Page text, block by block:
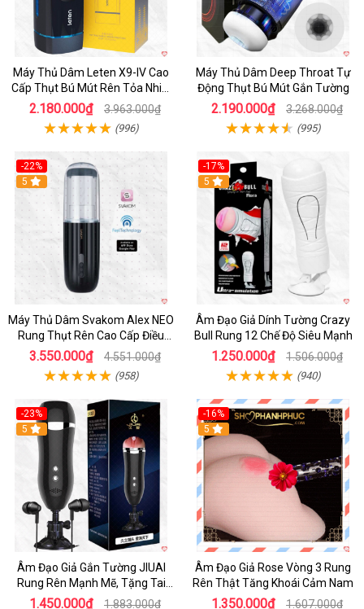
Máy Thủ Dâm Leten X9-IV Cao
Cấp Thụt Bú Mút Rên Tỏa Nhiệt
Sạc Pin
2.180.000₫ 3.963.000₫
(996)
Máy Thủ Dâm Deep Throat Tự
Động Thụt Bú Mút Gắn Tường
2.190.000₫ 3.268.000₫
(995)
-22%
5
Máy Thủ Dâm Svakom Alex NEO
Rung Thụt Rên Cao Cấp Điều
Khiển App
3.550.000₫ 4.551.000₫
(958)
-17%
5
Âm Đạo Giả Dính Tường Crazy
Bull Rung 12 Chế Độ Siêu Mạnh
1.250.000₫ 1.506.000₫
(940)
-23%
5
Âm Đạo Giả Gắn Tường JIUAI
Rung Rên Mạnh Mẽ, Tặng Tai
Nghe
1.450.000₫ 1.883.000₫
-16%
5
Âm Đạo Giả Rose Vòng 3 Rung
Rên Thật Tăng Khoái Cảm Nam
1.350.000₫ 1.607.000₫